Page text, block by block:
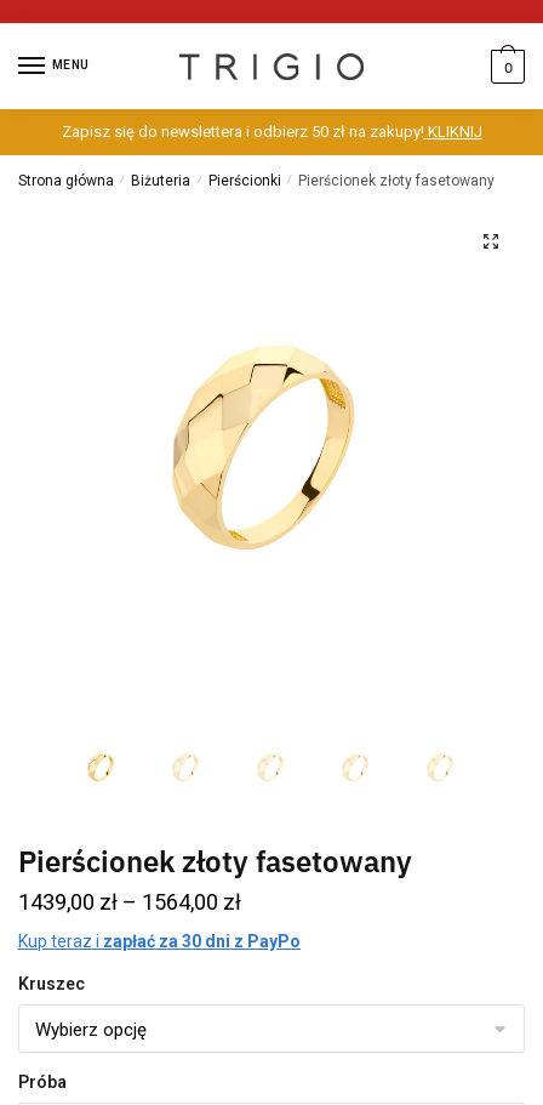
MENU 0
Zapisz się do newslettera i odbierz 50 zł na zakupy!KLIKNIJ
Strona główna / Biżuteria / Pierścionki / Pierścionek złoty fasetowany
Pierścionek złoty fasetowany
1439,00 zł – 1564,00 zł
Kup teraz i zapłać za 30 dni z PayPo
Kruszec
Próba